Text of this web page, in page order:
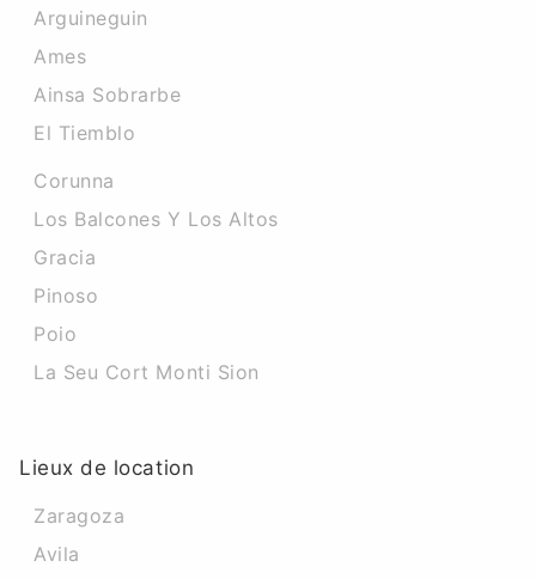
Arguineguin
Ames
Ainsa Sobrarbe
El Tiemblo
Corunna
Los Balcones Y Los Altos
Gracia
Pinoso
Poio
La Seu Cort Monti Sion
Lieux de location
Zaragoza
Avila